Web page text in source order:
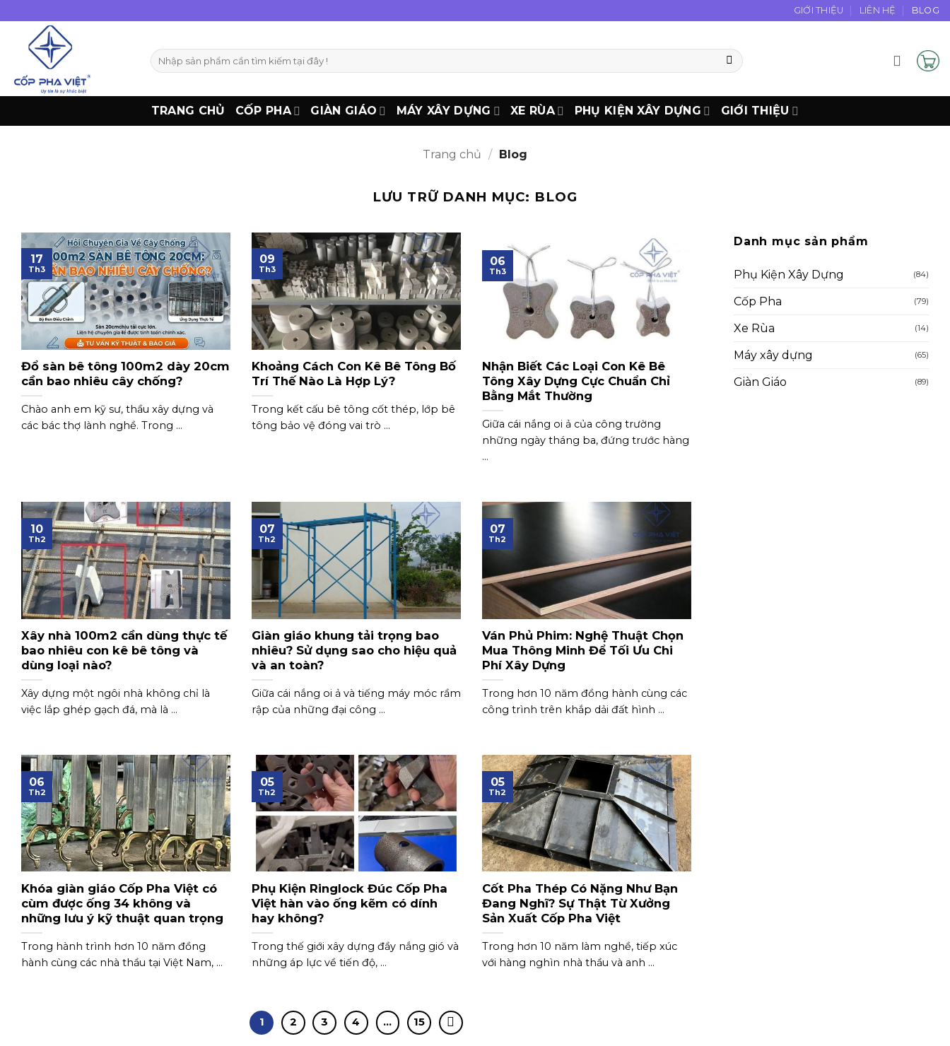
GIỚI THIỆU LIÊN HỆ BLOG
Tìm
kiếm:
TRANG CHỦ CỐP PHA GIÀN GIÁO MÁY XÂY DỰNG XE RÙA PHỤ KIỆN XÂY DỰNG GIỚI THIỆU
Trang chủ / Blog
LƯU TRỮ DANH MỤC: BLOG
Đổ sàn bê tông 100m2 dày 20cm
cần bao nhiêu cây chống?
Chào anh em kỹ sư, thầu xây dựng và
các bác thợ lành nghề. Trong ...
17
Th3
Khoảng Cách Con Kê Bê Tông Bố
Trí Thế Nào Là Hợp Lý?
Trong kết cấu bê tông cốt thép, lớp bê
tông bảo vệ đóng vai trò ...
09
Th3
Nhận Biết Các Loại Con Kê Bê
Tông Xây Dựng Cực Chuẩn Chỉ
Bằng Mắt Thường
Giữa cái nắng oi ả của công trường
những ngày tháng ba, đứng trước hàng
...
06
Th3
Xây nhà 100m2 cần dùng thực tế
bao nhiêu con kê bê tông và
dùng loại nào?
Xây dựng một ngôi nhà không chỉ là
việc lắp ghép gạch đá, mà là ...
10
Th2
Giàn giáo khung tải trọng bao
nhiêu? Sử dụng sao cho hiệu quả
và an toàn?
Giữa cái nắng oi ả và tiếng máy móc rầm
rập của những đại công ...
07
Th2
Ván Phủ Phim: Nghệ Thuật Chọn
Mua Thông Minh Để Tối Ưu Chi
Phí Xây Dựng
Trong hơn 10 năm đồng hành cùng các
công trình trên khắp dải đất hình ...
07
Th2
Khóa giàn giáo Cốp Pha Việt có
cùm được ống 34 không và
những lưu ý kỹ thuật quan trọng
Trong hành trình hơn 10 năm đồng
hành cùng các nhà thầu tại Việt Nam, ...
06
Th2
Phụ Kiện Ringlock Đúc Cốp Pha
Việt hàn vào ống kẽm có dính
hay không?
Trong thế giới xây dựng đầy nắng gió và
những áp lực về tiến độ, ...
05
Th2
Cốt Pha Thép Có Nặng Như Bạn
Đang Nghĩ? Sự Thật Từ Xưởng
Sản Xuất Cốp Pha Việt
Trong hơn 10 năm làm nghề, tiếp xúc
với hàng nghìn nhà thầu và anh ...
05
Th2
1 2 3 4 … 15
Danh mục sản phẩm
Phụ Kiện Xây Dựng (84)
Cốp Pha (79)
Xe Rùa (14)
Máy xây dựng (65)
Giàn Giáo (89)